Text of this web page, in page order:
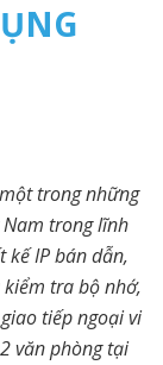
trong những
trong lĩnh
kế IP bán dẫn,
kiểm tra bộ nhớ,
tiếp ngoại vi
văn phòng tại